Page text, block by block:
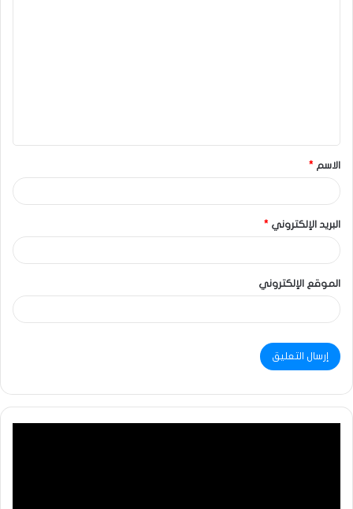
الاسم *
البريد الإلكتروني *
الموقع الإلكتروني